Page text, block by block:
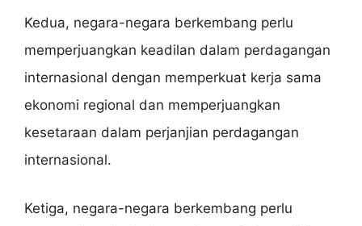
Kedua, negara-negara berkembang perlu
memperjuangkan keadilan dalam perdagangan
internasional dengan memperkuat kerja sama
ekonomi regional dan memperjuangkan
kesetaraan dalam perjanjian perdagangan
internasional.
Ketiga, negara-negara berkembang perlu